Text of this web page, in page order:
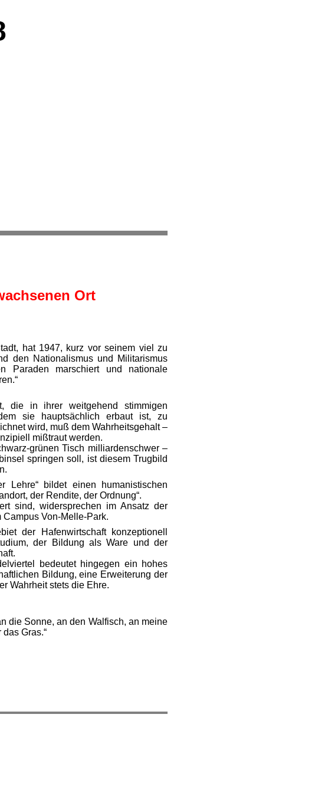
Ort
hat 1947, kurz vor seinem viel zu
den Nationalismus und Militarismus
Paraden marschiert und nationale
die in ihrer weitgehend stimmigen
sie hauptsächlich erbaut ist, zu
wird, muß dem Wahrheitsgehalt –
mißtraut werden.
grünen Tisch milliardenschwer –
springen soll, ist diesem Trugbild
Lehre“ bildet einen humanistischen
der Rendite, der Ordnung“.
sind, widersprechen im Ansatz der
Von-Melle-Park.
der Hafenwirtschaft konzeptionell
der Bildung als Ware und der
bedeutet hingegen ein hohes
Bildung, eine Erweiterung der
Wahrheit stets die Ehre.
die Sonne, an den Walfisch, an meine
Gras.“